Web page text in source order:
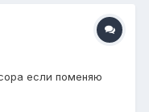
если поменяю